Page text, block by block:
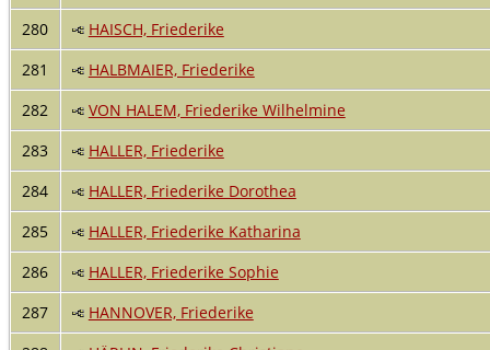
280
HAISCH, Friederike
281
HALBMAIER, Friederike
282
VON HALEM, Friederike Wilhelmine
283
HALLER, Friederike
284
HALLER, Friederike Dorothea
285
HALLER, Friederike Katharina
286
HALLER, Friederike Sophie
287
HANNOVER, Friederike